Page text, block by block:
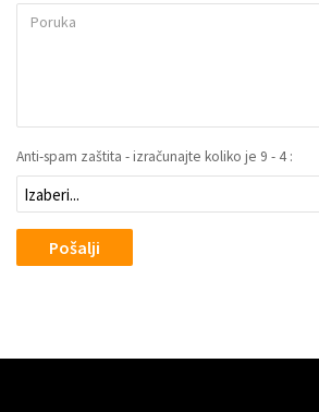
Anti-spam zaštita - izračunajte koliko je 9 - 4 :
Pošalji